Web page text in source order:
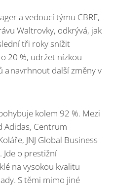
a vedoucí týmu CBRE,
Waltrovky, odkrývá, jak
tři roky snížit
20 %, udržet nízkou
navrhnout další změny v
kolem 92 %. Mezi
Adidas, Centrum
JNJ Global Business
Jde o prestižní
na vysokou kvalitu
S těmi mimo jiné